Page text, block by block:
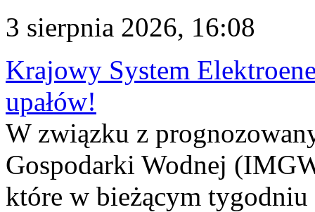
3 sierpnia 2026, 16:08
Krajowy System
upałów!
W związku z
Gospodarki Wodnej
które w bieżącym tygodniu